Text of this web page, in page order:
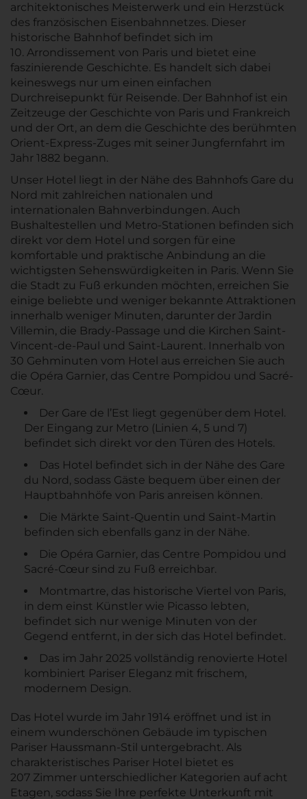
architektonisches Meisterwerk und ein Herzstück
des französischen Eisenbahnnetzes. Dieser
historische Bahnhof befindet sich im
10. Arrondissement von Paris und bietet eine
faszinierende Geschichte. Es handelt sich dabei
keineswegs nur um einen einfachen
Durchreisepunkt für Reisende. Der Bahnhof ist ein
Zeitzeuge der Geschichte von Paris und Frankreich
und der Ort, an dem die Geschichte des berühmten
Orient-Express-Zuges mit seiner Jungfernfahrt im
Jahr 1882 begann.
Unser Hotel liegt in der Nähe des Bahnhofs Gare du
Nord mit zahlreichen nationalen und
internationalen Bahnverbindungen. Auch
Bushaltestellen und Metro-Stationen befinden sich
direkt vor dem Hotel und sorgen für eine
komfortable und praktische Anbindung an die
wichtigsten Sehenswürdigkeiten in Paris. Wenn Sie
die Stadt zu Fuß erkunden möchten, erreichen Sie
einige beliebte und weniger bekannte Attraktionen
innerhalb weniger Minuten, darunter der Jardin
Villemin, die Brady-Passage und die Kirchen Saint-
Vincent-de-Paul und Saint-Laurent. Innerhalb von
30 Gehminuten vom Hotel aus erreichen Sie auch
die Opéra Garnier, das Centre Pompidou und Sacré-
Cœur.
Der Gare de l’Est liegt gegenüber dem Hotel.
Der Eingang zur Metro (Linien 4, 5 und 7)
befindet sich direkt vor den Türen des Hotels.
Das Hotel befindet sich in der Nähe des Gare
du Nord, sodass Gäste bequem über einen der
Hauptbahnhöfe von Paris anreisen können.
Die Märkte Saint-Quentin und Saint-Martin
befinden sich ebenfalls ganz in der Nähe.
Die Opéra Garnier, das Centre Pompidou und
Sacré-Cœur sind zu Fuß erreichbar.
Montmartre, das historische Viertel von Paris,
in dem einst Künstler wie Picasso lebten,
befindet sich nur wenige Minuten von der
Gegend entfernt, in der sich das Hotel befindet.
Das im Jahr 2025 vollständig renovierte Hotel
kombiniert Pariser Eleganz mit frischem,
modernem Design.
Das Hotel wurde im Jahr 1914 eröffnet und ist in
einem wunderschönen Gebäude im typischen
Pariser Haussmann-Stil untergebracht. Als
charakteristisches Pariser Hotel bietet es
207 Zimmer unterschiedlicher Kategorien auf acht
Etagen, sodass Sie Ihre perfekte Unterkunft mit